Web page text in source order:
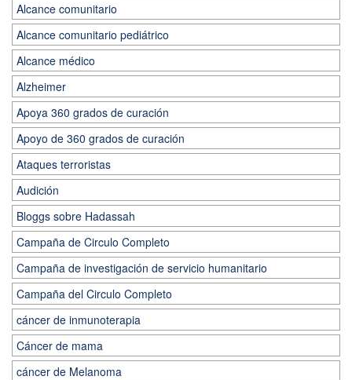
Alcance comunitario
Alcance comunitario pediátrico
Alcance médico
Alzheimer
Apoya 360 grados de curación
Apoyo de 360 grados de curación
Ataques terroristas
Audición
Bloggs sobre Hadassah
Campaña de Circulo Completo
Campaña de investigación de servicio humanitario
Campaña del Circulo Completo
cáncer de inmunoterapia
Cáncer de mama
cáncer de Melanoma